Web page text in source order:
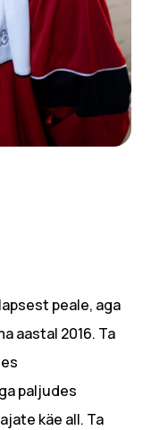
peale, aga
aastal 2016. Ta
paljudes
käe all. Ta